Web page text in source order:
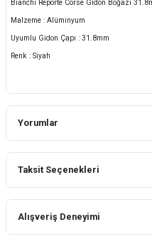
Bianchi Reporte Corse Gidon Boğazı
Malzeme : Alüminyum
Uyumlu Gidon Çapı : 31.8mm
Renk : Siyah
Yorumlar
Taksit Seçenekleri
Alışveriş Deneyimi